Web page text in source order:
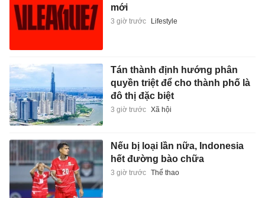
mới
3 giờ trước Lifestyle
Tán thành định hướng phân
quyền triệt để cho thành phố là
đô thị đặc biệt
3 giờ trước Xã hội
Nếu bị loại lần nữa, Indonesia
hết đường bào chữa
3 giờ trước Thể thao